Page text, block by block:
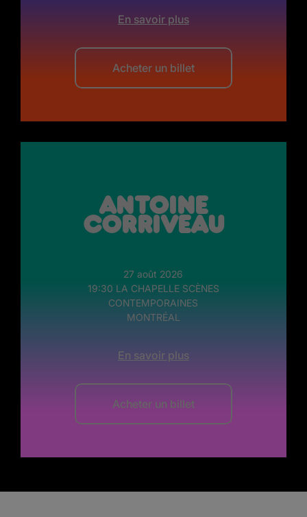
En savoir plus
Acheter un billet
Antoine
Corriveau
27 août 2026
19:30 LA CHAPELLE SCÈNES
CONTEMPORAINES
MONTRÉAL
En savoir plus
Acheter un billet